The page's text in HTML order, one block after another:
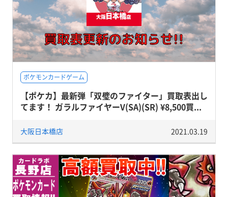
ポケモンカードゲーム
【ポケカ】最新弾「双璧のファイター」買取表出し
てます！ ガラルファイヤーV(SA)(SR) ¥8,500買...
大阪日本橋店 2021.03.19